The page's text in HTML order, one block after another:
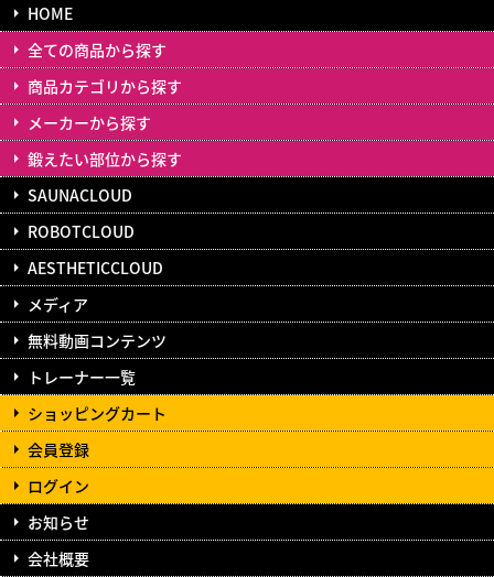
HOME
全ての商品から探す
商品カテゴリから探す
メーカーから探す
鍛えたい部位から探す
SAUNACLOUD
ROBOTCLOUD
AESTHETICCLOUD
メディア
無料動画コンテンツ
トレーナー一覧
ショッピングカート
会員登録
ログイン
お知らせ
会社概要